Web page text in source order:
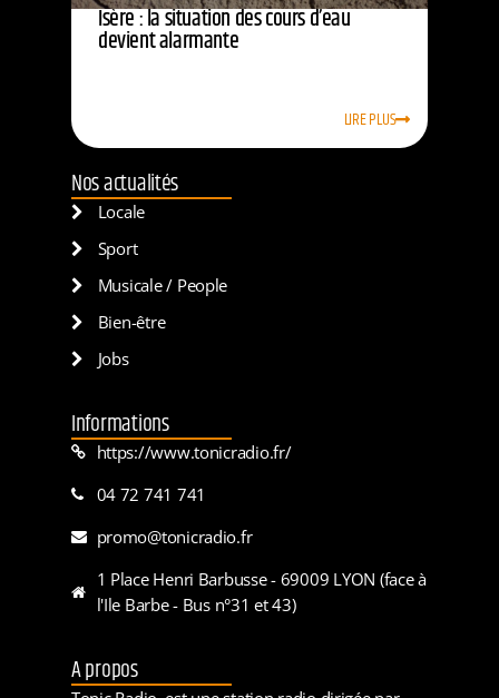
Isère : la situation des cours d’eau
devient alarmante
LIRE PLUS
Nos actualités
Locale
Sport
Musicale / People
Bien-être
Jobs
Informations
https://www.tonicradio.fr/
04 72 741 741
promo@tonicradio.fr
1 Place Henri Barbusse - 69009 LYON (face à
l'Ile Barbe - Bus n°31 et 43)
A propos